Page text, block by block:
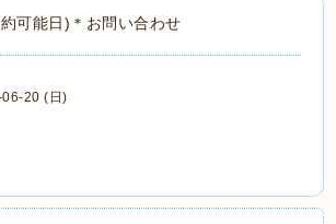
可能日)＊お問い合わせ
20 (日)